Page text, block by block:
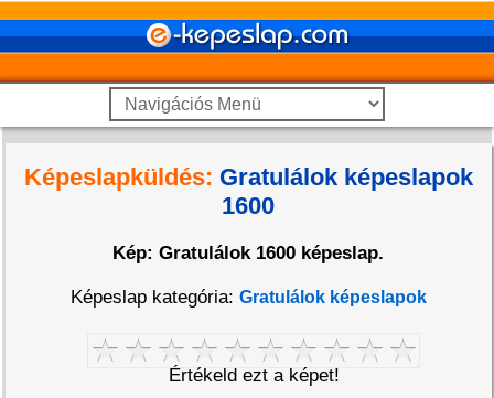
Képeslapküldés: Gratulálok képeslapok
1600
Kép: Gratulálok 1600 képeslap.
Képeslap kategória: Gratulálok képeslapok
Értékeld ezt a képet!